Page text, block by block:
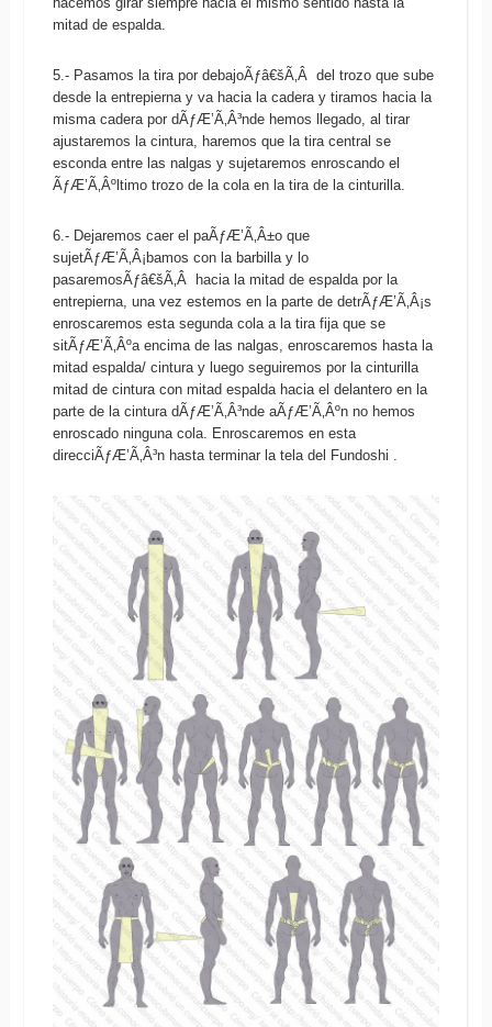
mitad de espalda.
5.- Pasamos la tira por debajoÃƒâ€šÃ‚Â del trozo que sube
desde la entrepierna y va hacia la cadera y tiramos hacia la
misma cadera por dÃƒÆ’Ã‚Â³nde hemos llegado, al tirar
ajustaremos la cintura, haremos que la tira central se
esconda entre las nalgas y sujetaremos enroscando el
ÃƒÆ’Ã‚Âºltimo trozo de la cola en la tira de la cinturilla.
6.- Dejaremos caer el paÃƒÆ’Ã‚Â±o que
sujetÃƒÆ’Ã‚Â¡bamos con la barbilla y lo
pasaremosÃƒâ€šÃ‚Â hacia la mitad de espalda por la
entrepierna, una vez estemos en la parte de detrÃƒÆ’Ã‚Â¡s
enroscaremos esta segunda cola a la tira fija que se
sitÃƒÆ’Ã‚Âºa encima de las nalgas, enroscaremos hasta la
mitad espalda/ cintura y luego seguiremos por la cinturilla
mitad de cintura con mitad espalda hacia el delantero en la
parte de la cintura dÃƒÆ’Ã‚Â³nde aÃƒÆ’Ã‚Âºn no hemos
enroscado ninguna cola. Enroscaremos en esta
direcciÃƒÆ’Ã‚Â³n hasta terminar la tela del Fundoshi .